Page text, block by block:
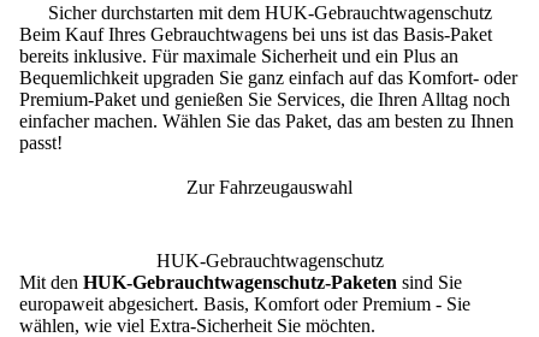
Sicher durchstarten mit dem HUK-Gebrauchtwagenschutz
Beim Kauf Ihres Gebrauchtwagens bei uns ist das Basis-Paket
bereits inklusive. Für maximale Sicherheit und ein Plus an
Bequemlichkeit upgraden Sie ganz einfach auf das Komfort- oder
Premium-Paket und genießen Sie Services, die Ihren Alltag noch
einfacher machen. Wählen Sie das Paket, das am besten zu Ihnen
passt!
Zur Fahrzeugauswahl
HUK-Gebrauchtwagenschutz
Mit den HUK-Gebrauchtwagenschutz-Paketen sind Sie
europaweit abgesichert. Basis, Komfort oder Premium - Sie
wählen, wie viel Extra-Sicherheit Sie möchten.